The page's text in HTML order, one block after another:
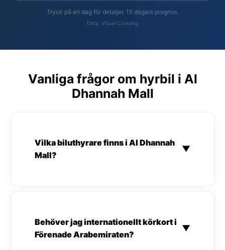
Tryck på en dag för detaljer. 15 dagars prognos.
Data: Visual Crossing
Vanliga frågor om hyrbil i Al
Dhannah Mall
Vilka biluthyrare finns i Al Dhannah
Mall?
▼
Behöver jag internationellt körkort i
Förenade Arabemiraten?
▼